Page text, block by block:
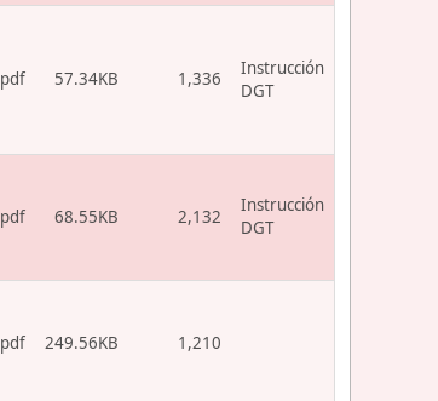
pdf 57.34KB 1,336
Instrucción
DGT
pdf 68.55KB 2,132
Instrucción
DGT
pdf 249.56KB 1,210